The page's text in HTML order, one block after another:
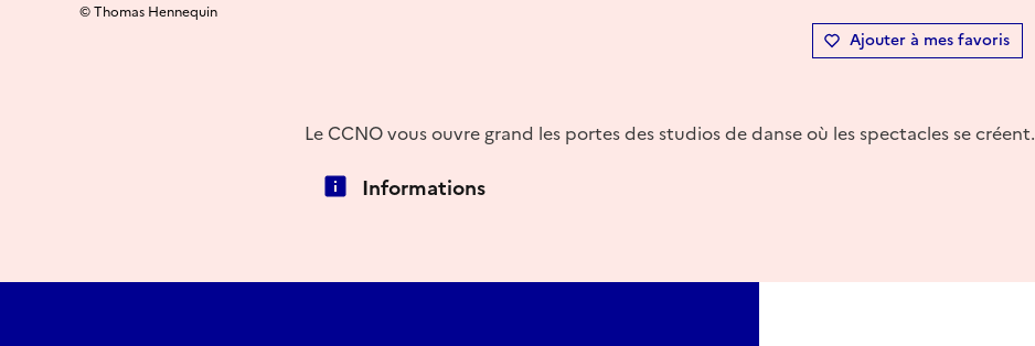
Ajouter à mes favoris
© Thomas Hennequin
Le CCNO vous ouvre grand les portes des studios de danse où les spectacles se créent.
Informations